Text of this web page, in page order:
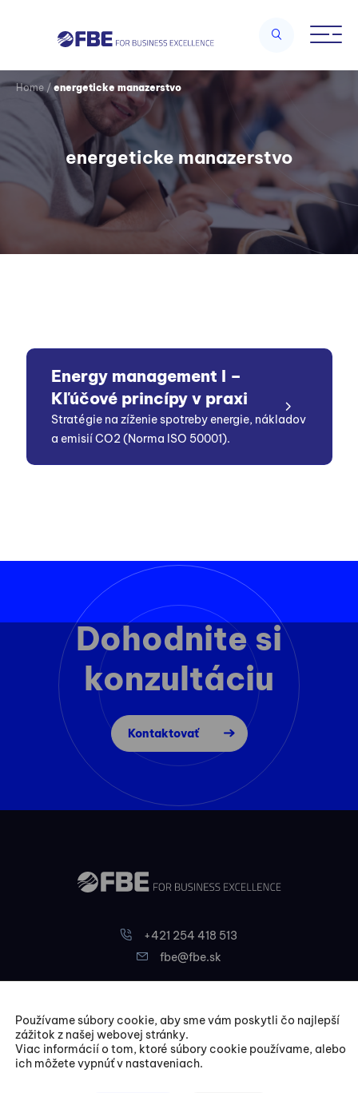
energeticke manazerstvo
Home / energeticke manazerstvo
Energy management I –
Kľúčové princípy v praxi
Stratégie na zíženie spotreby energie, nákladov
a emisií CO2 (Norma ISO 50001).
Dohodnite si
konzultáciu
Kontaktovať
+421 254 418 513
fbe@fbe.sk
Liptovská 10,
821 09 Bratislava
Používame súbory cookie, aby sme vám poskytli čo najlepší
zážitok z našej webovej stránky.
Viac informácií o tom, ktoré súbory cookie používame, alebo
ich môžete vypnúť v nastaveniach.